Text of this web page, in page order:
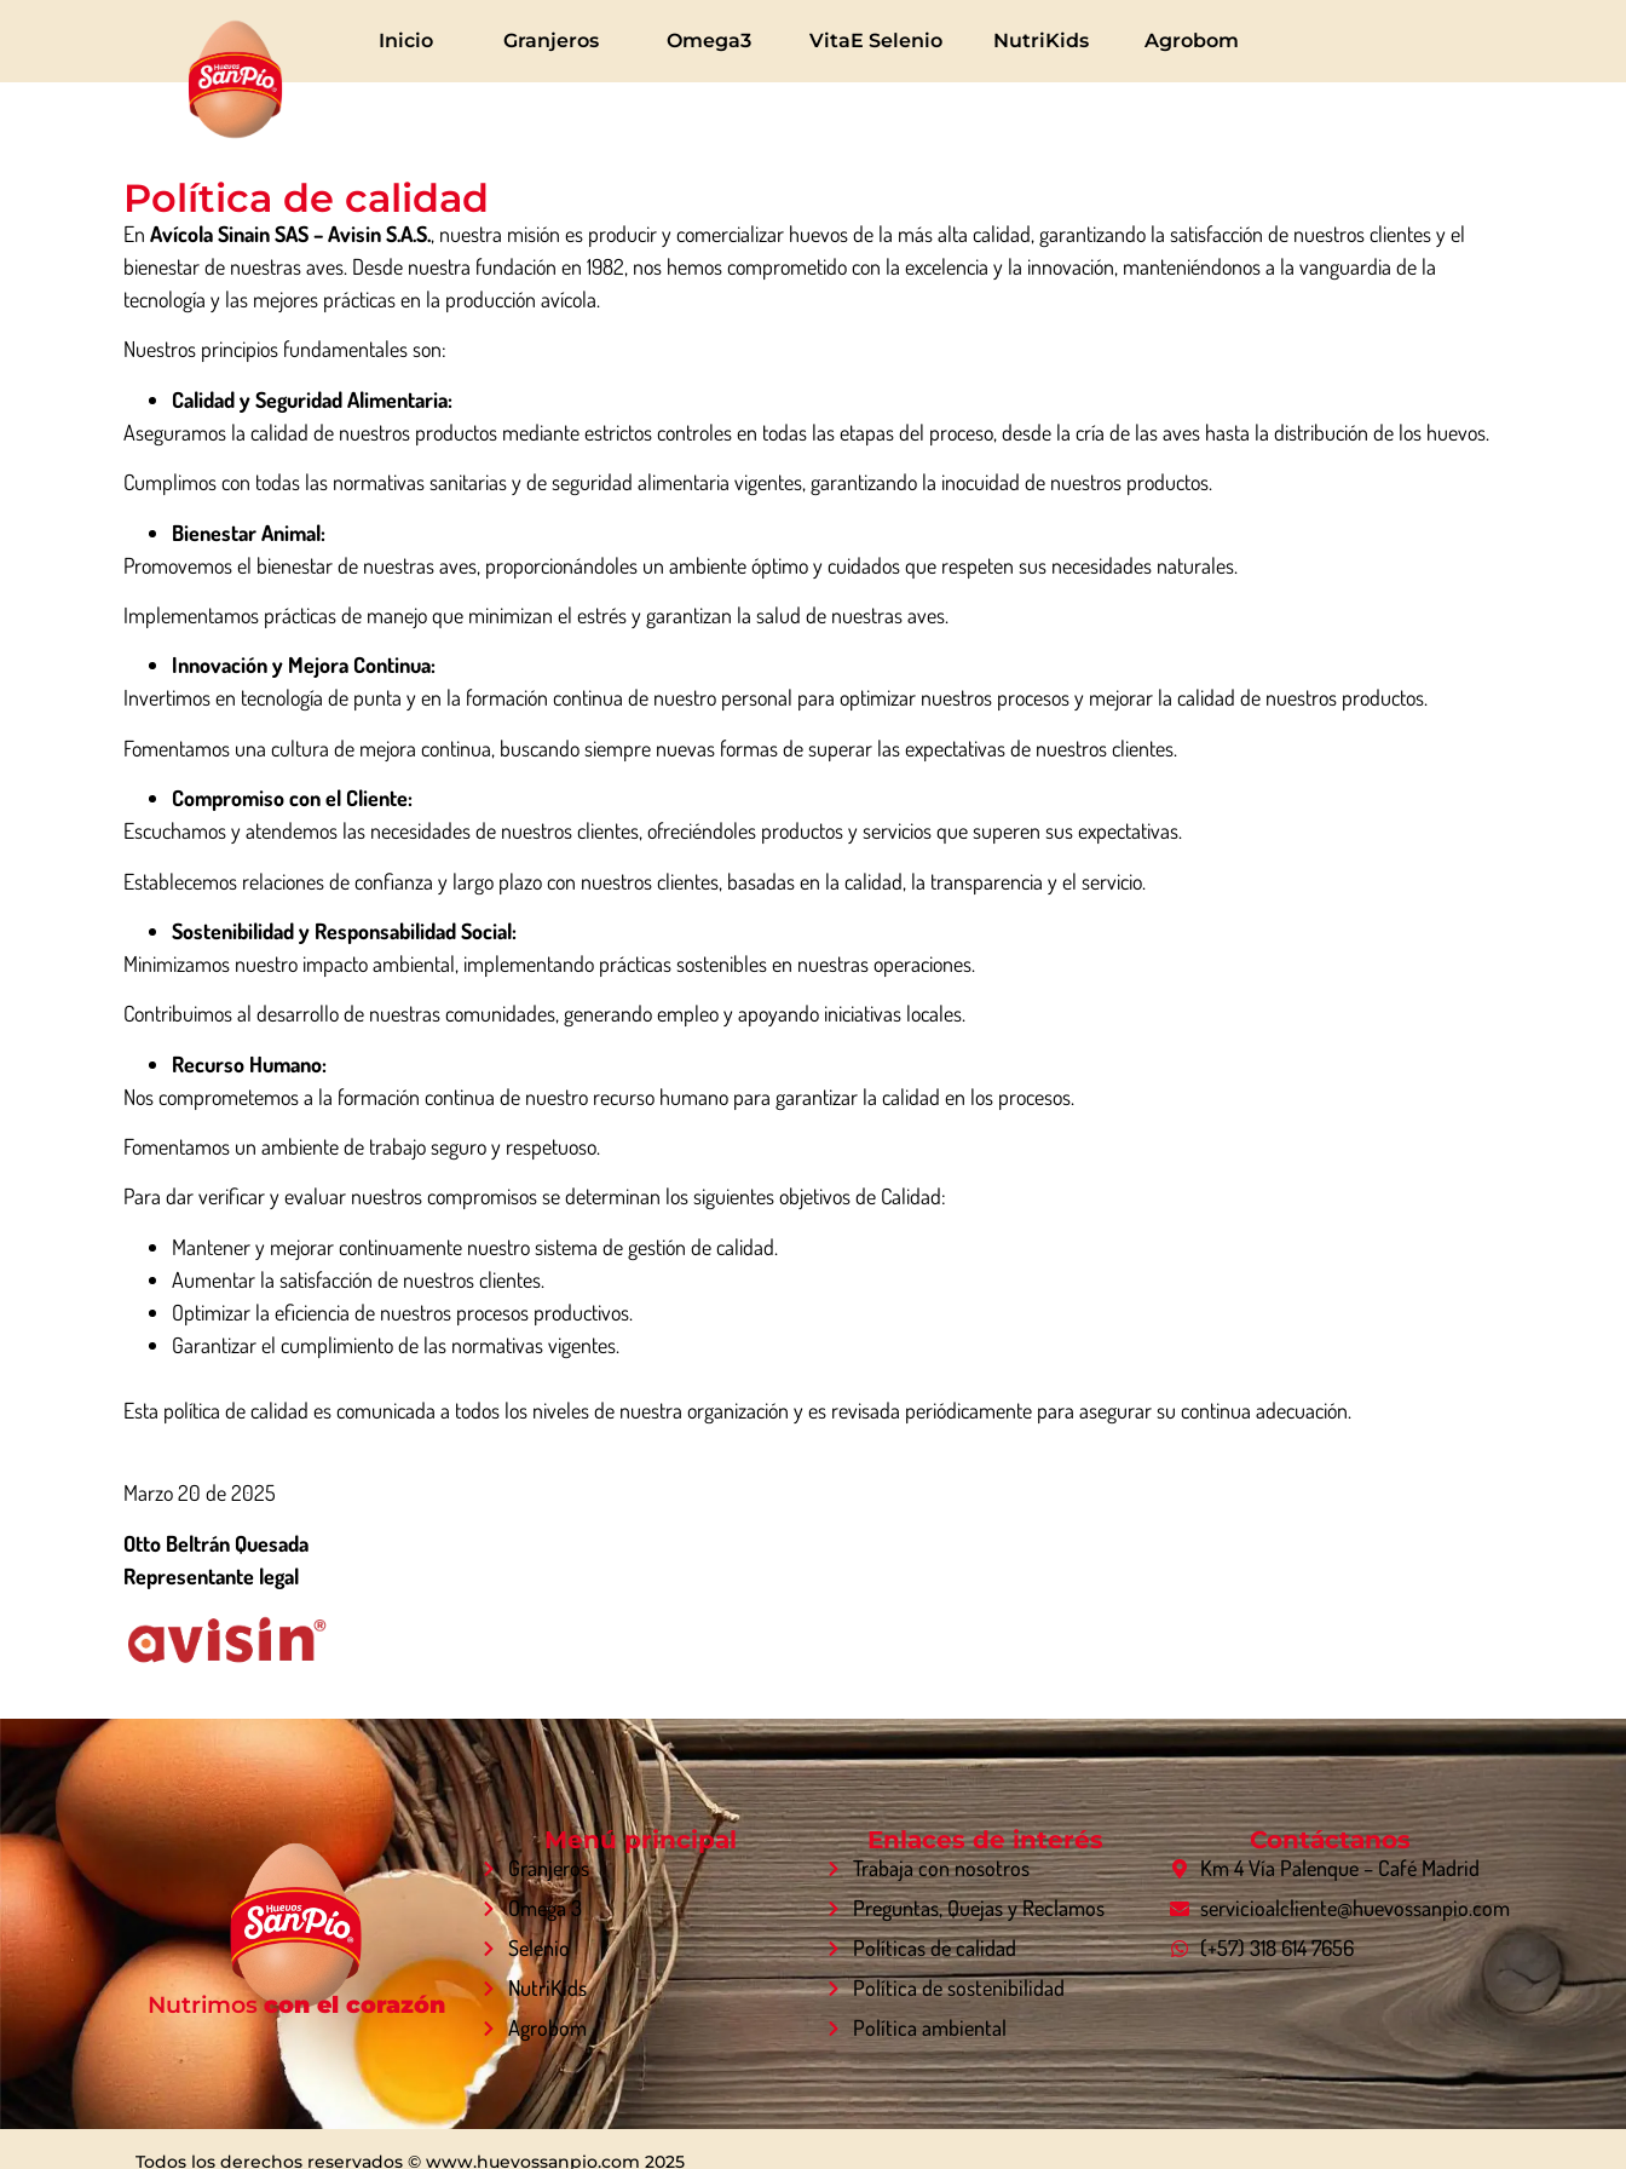
Inicio Granjeros Omega3 VitaE Selenio NutriKids Agrobom
Política de calidad
En Avícola Sinain SAS – Avisin S.A.S., nuestra misión es producir y comercializar huevos de la más alta calidad, garantizando la satisfacción de nuestros clientes y el
bienestar de nuestras aves. Desde nuestra fundación en 1982, nos hemos comprometido con la excelencia y la innovación, manteniéndonos a la vanguardia de la
tecnología y las mejores prácticas en la producción avícola.
Nuestros principios fundamentales son:
Calidad y Seguridad Alimentaria:
Aseguramos la calidad de nuestros productos mediante estrictos controles en todas las etapas del proceso, desde la cría de las aves hasta la distribución de los huevos.
Cumplimos con todas las normativas sanitarias y de seguridad alimentaria vigentes, garantizando la inocuidad de nuestros productos.
Bienestar Animal:
Promovemos el bienestar de nuestras aves, proporcionándoles un ambiente óptimo y cuidados que respeten sus necesidades naturales.
Implementamos prácticas de manejo que minimizan el estrés y garantizan la salud de nuestras aves.
Innovación y Mejora Continua:
Invertimos en tecnología de punta y en la formación continua de nuestro personal para optimizar nuestros procesos y mejorar la calidad de nuestros productos.
Fomentamos una cultura de mejora continua, buscando siempre nuevas formas de superar las expectativas de nuestros clientes.
Compromiso con el Cliente:
Escuchamos y atendemos las necesidades de nuestros clientes, ofreciéndoles productos y servicios que superen sus expectativas.
Establecemos relaciones de confianza y largo plazo con nuestros clientes, basadas en la calidad, la transparencia y el servicio.
Sostenibilidad y Responsabilidad Social:
Minimizamos nuestro impacto ambiental, implementando prácticas sostenibles en nuestras operaciones.
Contribuimos al desarrollo de nuestras comunidades, generando empleo y apoyando iniciativas locales.
Recurso Humano:
Nos comprometemos a la formación continua de nuestro recurso humano para garantizar la calidad en los procesos.
Fomentamos un ambiente de trabajo seguro y respetuoso.
Para dar verificar y evaluar nuestros compromisos se determinan los siguientes objetivos de Calidad:
Mantener y mejorar continuamente nuestro sistema de gestión de calidad.
Aumentar la satisfacción de nuestros clientes.
Optimizar la eficiencia de nuestros procesos productivos.
Garantizar el cumplimiento de las normativas vigentes.
Esta política de calidad es comunicada a todos los niveles de nuestra organización y es revisada periódicamente para asegurar su continua adecuación.
Marzo 20 de 2025
Otto Beltrán Quesada
Representante legal
Nutrimoscon el corazón
Menú principal
Granjeros
Omega 3
Selenio
NutriKids
Agrobom
Enlaces de interés
Trabaja con nosotros
Preguntas, Quejas y Reclamos
Políticas de calidad
Política de sostenibilidad
Política ambiental
Contáctanos
Km 4 Vía Palenque – Café Madrid
servicioalcliente@huevossanpio.com
(+57) 318 614 7656
Todos los derechos reservados © www.huevossanpio.com 2025